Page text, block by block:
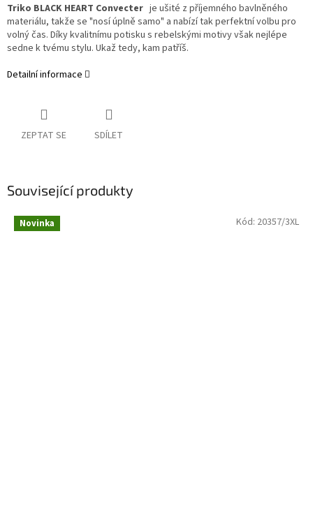
Triko BLACK HEART Convecter je ušité z příjemného bavlněného
materiálu, takže se "nosí úplně samo" a nabízí tak perfektní volbu pro
volný čas. Díky kvalitnímu potisku s rebelskými motivy však nejlépe
sedne k tvému stylu. Ukaž tedy, kam patříš.
Detailní informace
ZEPTAT SE SDÍLET
Související produkty
Novinka Kód: 20357/3XL